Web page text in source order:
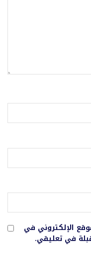
الإلكتروني في
في تعليقي.